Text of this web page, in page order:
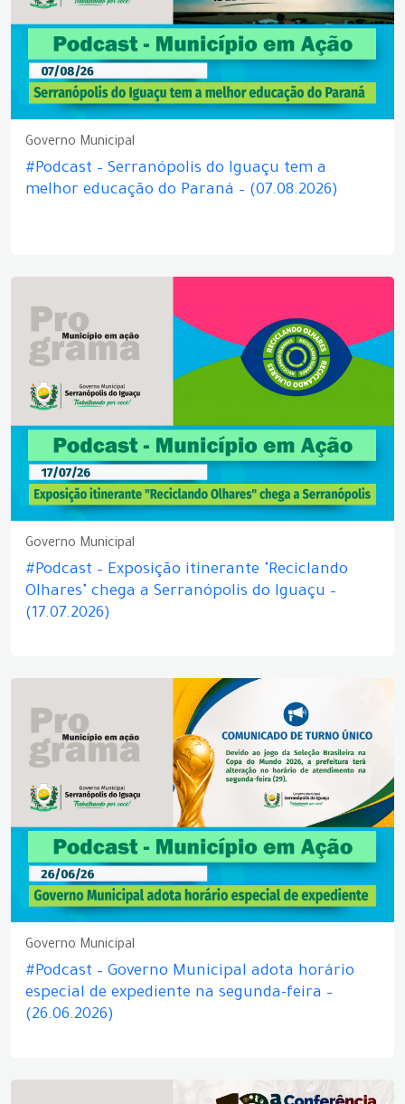
Governo Municipal
#Podcast – Serranópolis do Iguaçu tem a
melhor educação do Paraná – (07.08.2026)
Governo Municipal
#Podcast – Exposição itinerante "Reciclando
Olhares" chega a Serranópolis do Iguaçu –
(17.07.2026)
Governo Municipal
#Podcast – Governo Municipal adota horário
especial de expediente na segunda-feira –
(26.06.2026)